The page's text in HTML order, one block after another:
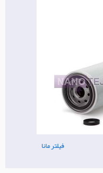
فیلتر مانا